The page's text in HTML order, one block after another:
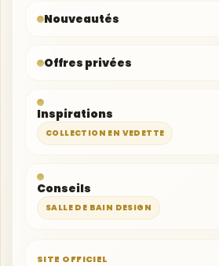
Nouveautés
Offres privées
Inspirations
COLLECTION EN VEDETTE
Conseils
SALLE DE BAIN DESIGN
SITE OFFICIEL